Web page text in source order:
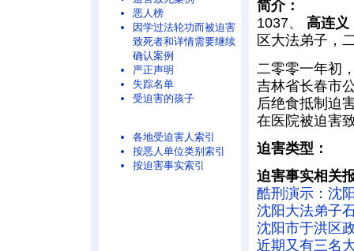
恶人榜
因学过法轮功而被迫害
致死者和详情需要继续
确认案例
严正声明
失踪名单
受迫害的孩子
各地受迫害人索引
按恶人单位类别索引
按迫害事实索引
简介：
1037、
高连义
区大法弟子，
二零零一年初
吉林省长春市
后绝食抵制迫
在医院被迫害
迫害类型：
迫害事实相关
酷刑演示：沈
沈阳大法弟子
沈阳市于洪区
近期又有三名